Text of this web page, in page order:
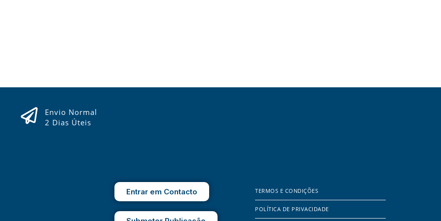
Envio Normal
2 Dias Úteis
Entrar em Contacto TERMOS E CONDIÇÕES
POLÍTICA DE PRIVACIDADE